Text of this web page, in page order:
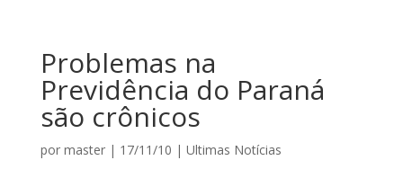
Problemas na
Previdência do Paraná
são crônicos
por master| 17/11/10 | Ultimas Notícias